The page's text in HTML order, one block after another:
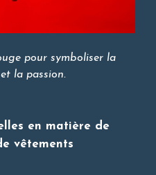
pour symboliser la
la passion.
en matière de
vêtements